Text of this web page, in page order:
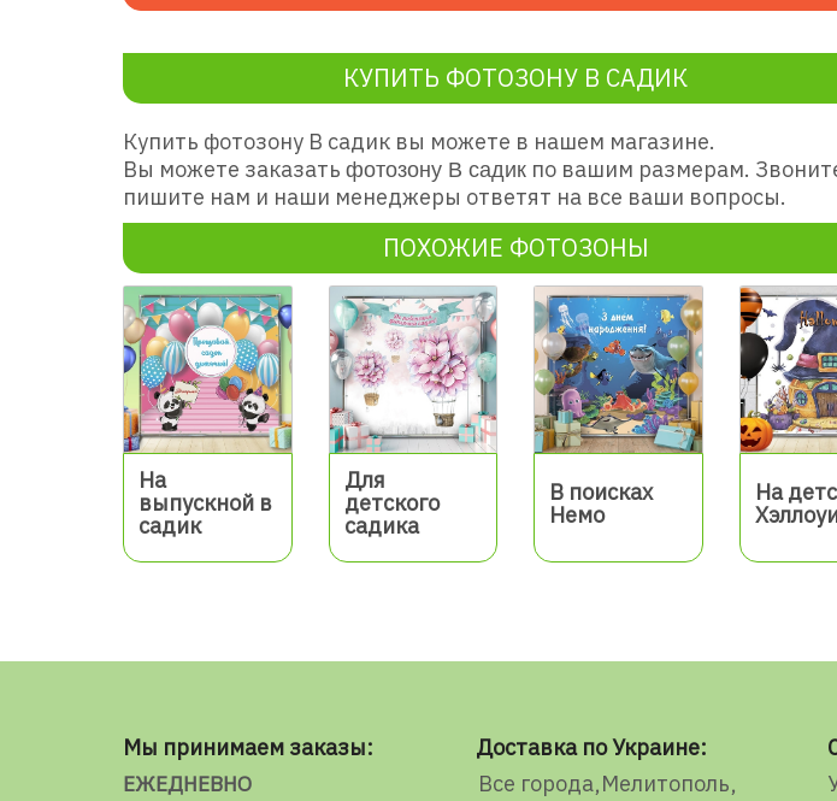
КУПИТЬ ФОТОЗОНУ В САДИК
Купить фотозону В садик вы можете в нашем магазине.
Вы можете заказать фотозону В садик по вашим размерам.
пишите нам и наши менеджеры ответят на все ваши вопросы.
ПОХОЖИЕ ФОТОЗОНЫ
На
выпускной в
садик
Для
детского
садика
В поисках
Немо
На
Мы принимаем заказы:
ЕЖЕДНЕВНО
Доставка по Украине:
Все города Мелитополь